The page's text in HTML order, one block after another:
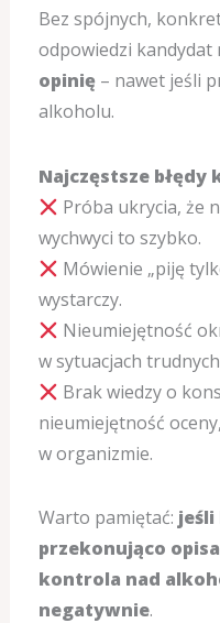
Bez spójnych,
odpowiedzi kandydat
opinię– nawet jeśli
alkoholu.
Najczęstsze błędy
Próba ukrycia, że
wychwyci to szybko.
Mówienie „piję
wystarczy.
Nieumiejętność
w sytuacjach
Brak wiedzy o
nieumiejętność
w organizmie.
Warto pamiętać:
przekonująco
kontrola nad
negatywnie.